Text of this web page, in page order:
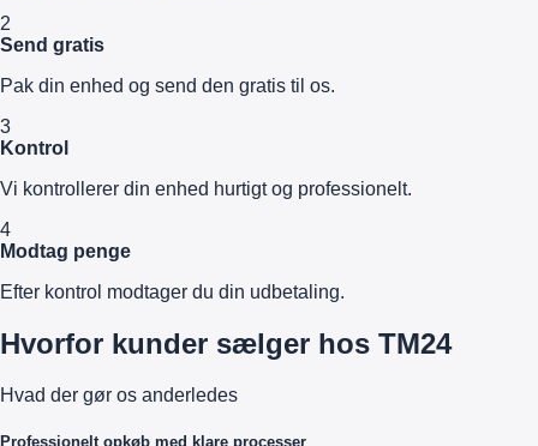
2
Send gratis
Pak din enhed og send den gratis til os.
3
Kontrol
Vi kontrollerer din enhed hurtigt og professionelt.
4
Modtag penge
Efter kontrol modtager du din udbetaling.
Hvorfor kunder sælger hos TM24
Hvad der gør os anderledes
Professionelt opkøb med klare processer